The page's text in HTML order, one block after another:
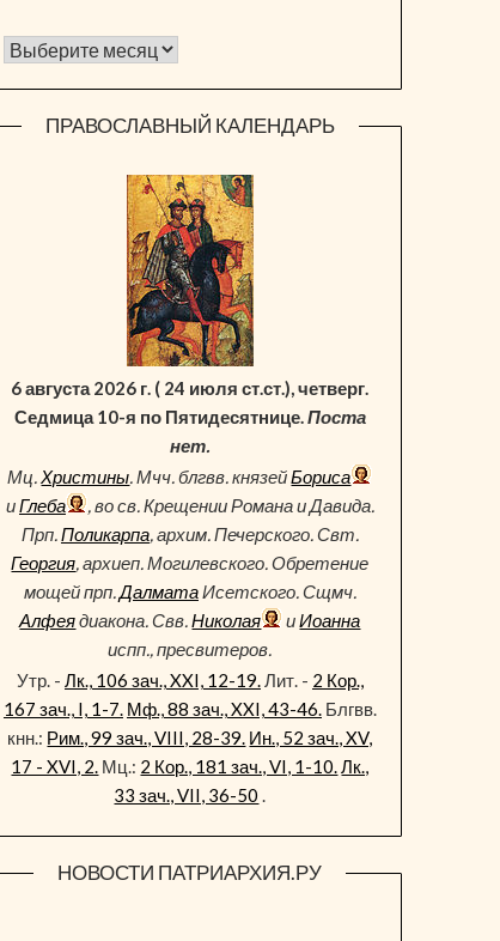
Архив новостей
ПРАВОСЛАВНЫЙ КАЛЕНДАРЬ
6 августа 2026 г. ( 24 июля ст.ст.), четверг.
Седмица 10-я по Пятидесятнице.Поста
нет.
Мц.Христины. Мчч. блгвв. князейБориса
иГлеба
, во св. Крещении Романа и Давида.
Прп.Поликарпа, архим. Печерского. Свт.
Георгия, архиеп. Могилевского. Обретение
мощей прп.ДалматаИсетского. Сщмч.
Алфеядиакона. Свв.Николая иИоанна
испп., пресвитеров.
Утр. - Лк., 106 зач., XXI, 12-19.Лит. - 2 Кор.,
167 зач., I, 1-7. Мф., 88 зач., XXI, 43-46.Блгвв.
кнн.: Рим., 99 зач., VIII, 28-39. Ин., 52 зач., XV,
17 - XVI, 2. Мц.: 2 Кор., 181 зач., VI, 1-10.Лк.,
33 зач., VII, 36-50 .
НОВОСТИ ПАТРИАРХИЯ.РУ